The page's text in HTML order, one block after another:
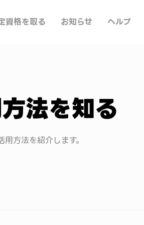
資格を取る お知らせ ヘルプ
法を知る
方法を紹介します。